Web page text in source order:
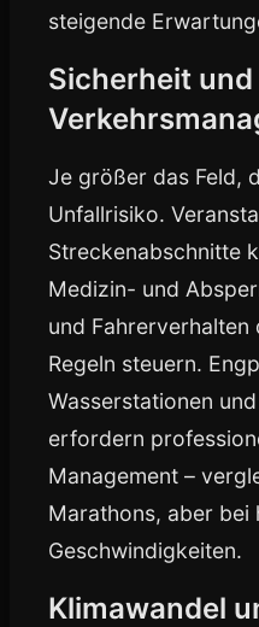
steigende
Sicherheit und
Je größer das Feld,
Unfallrisiko.
Streckenabschnitte
Medizin- und
und Fahrerverhalten
Regeln steuern.
Wasserstationen
erfordern
Management –
Marathons, aber bei
Geschwindigkeiten.
Klimawandel